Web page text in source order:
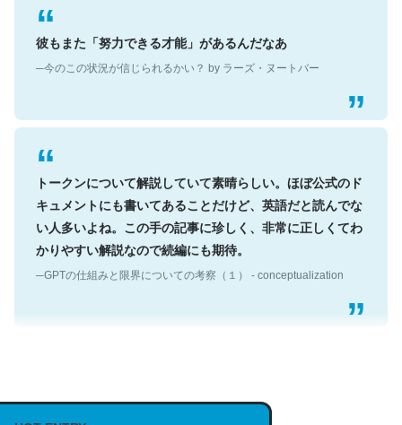
彼もまた「努力できる才能」があるんだなあ
トークンについて解説していて素晴らしい。ほぼ公式のド
キュメントにも書いてあることだけど、英語だと読んでな
い人多いよね。この手の記事に珍しく、非常に正しくてわ
かりやすい解説なので続編にも期待。
説してる記事が少ないので貴重な良記事。/続編来た